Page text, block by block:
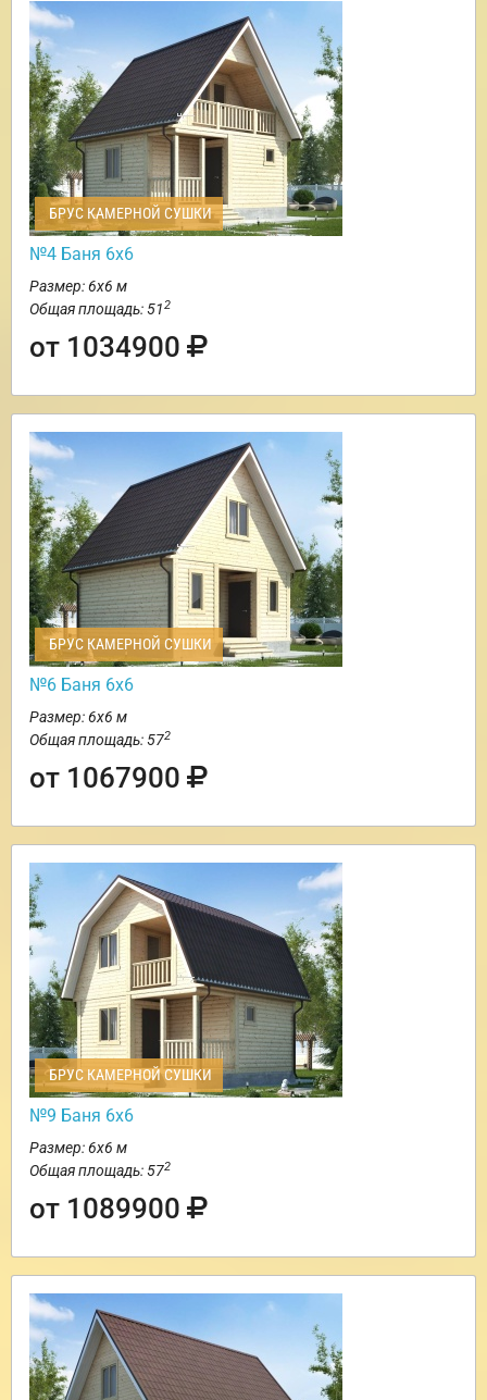
БРУС КАМЕРНОЙ СУШКИ
№4 Баня 6х6
Размер: 6х6 м
Общая площадь: 512
от 1034900
БРУС КАМЕРНОЙ СУШКИ
№6 Баня 6х6
Размер: 6х6 м
Общая площадь: 572
от 1067900
БРУС КАМЕРНОЙ СУШКИ
№9 Баня 6х6
Размер: 6х6 м
Общая площадь: 572
от 1089900